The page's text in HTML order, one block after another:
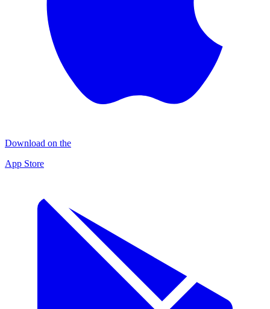
Download on the
App Store